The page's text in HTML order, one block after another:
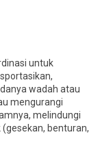
untuk
wadah atau
mengurangi
melindungi
benturan,